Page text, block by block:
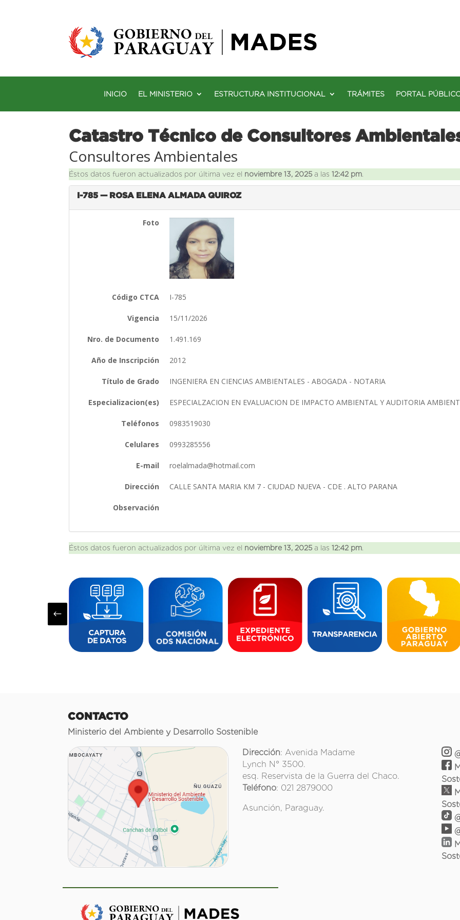
INICIO EL MINISTERIO ESTRUCTURA INSTITUCIONAL TRÁMITES PORTAL
Catastro Técnico de Consultores
Consultores Ambientales
Éstos datos fueron actualizados por última vez el noviembre 13, 2025 a las12:42 pm
I-785 — ROSA ELENA ALMADA QUIROZ
Foto
Código CTCA I-785
Vigencia 15/11/2026
Nro. de Documento 1.491.169
Año de Inscripción 2012
Título de Grado INGENIERA EN CIENCIAS AMBIENTALES - ABOGADA - NOTARIA
Especializacion(es) ESPECIALZACION EN EVALUACION DE IMPACTO AMBIENTAL Y AUDITORIA
Teléfonos 0983519030
Celulares 0993285556
E-mail roelalmada@hotmail.com
Dirección CALLE SANTA MARIA KM 7 - CIUDAD NUEVA - CDE . ALTO PARANA
Observación
Éstos datos fueron actualizados por última vez el noviembre 13, 2025 a las12:42 pm
#
CONTACTO
Ministerio del Ambiente y Desarrollo Sostenible
Dirección: Avenida Madame
Lynch N° 3500.
esq. Reservista de la Guerra del Chaco.
Teléfono: 021 2879000
Asunción, Paraguay.